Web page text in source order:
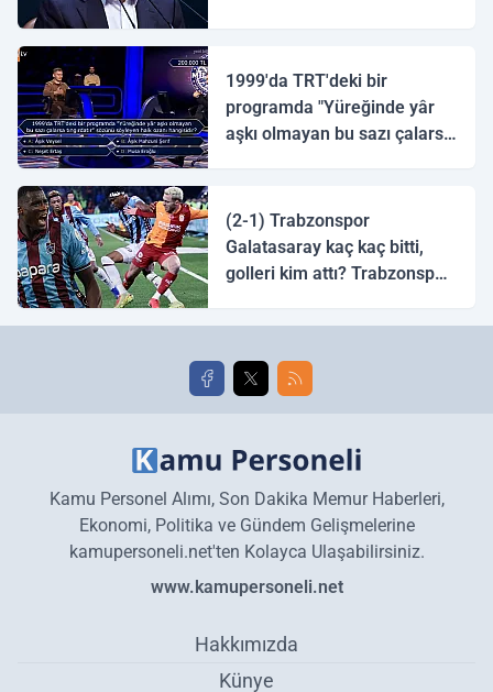
1999'da TRT'deki bir
programda "Yüreğinde yâr
aşkı olmayan bu sazı çalarsa
(2-1) Trabzonspor
Galatasaray kaç kaç bitti,
golleri kim attı? Trabzonspor
golleri!
Kamu Personel Alımı, Son Dakika Memur Haberleri,
Ekonomi, Politika ve Gündem Gelişmelerine
kamupersoneli.net'ten Kolayca Ulaşabilirsiniz.
www.kamupersoneli.net
Hakkımızda
Künye